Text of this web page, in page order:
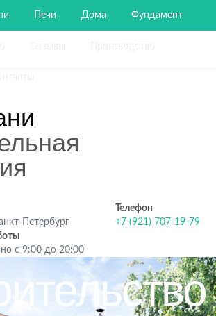
Печи Дома Фундамент
Петербург
Телефон
+7 (921) 707-19-79
с 9:00 до 20:00